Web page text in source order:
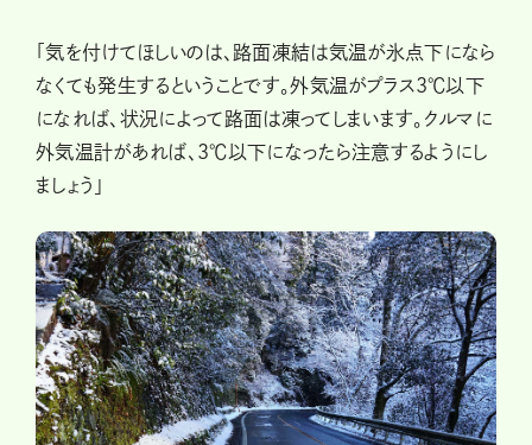
「気を付けてほしいのは、路面凍結は気温が氷点下になら
なくても発生するということです。外気温がプラス3℃以下
になれば、状況によって路面は凍ってしまいます。クルマに
外気温計があれば、3℃以下になったら注意するようにし
ましょう」